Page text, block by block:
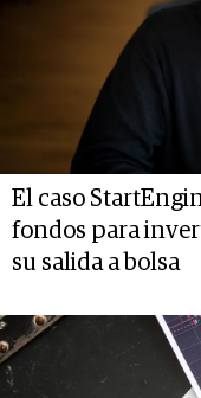
El caso
fondos para
su salida a bolsa